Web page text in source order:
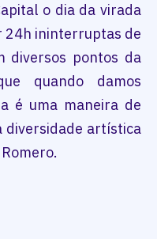
o dia da virada
24h ininterruptas de
diversos pontos da
quando damos
é uma maneira de
diversidade artística